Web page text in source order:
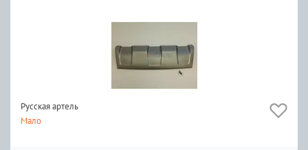
Русская артель
Мало